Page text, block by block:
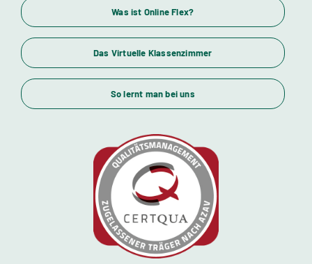
Wirtschaftsfachwirte und Industriemeister
Themenübersicht
Standorte
Was ist Online Flex?
Das Virtuelle Klassenzimmer
So lernt man bei uns